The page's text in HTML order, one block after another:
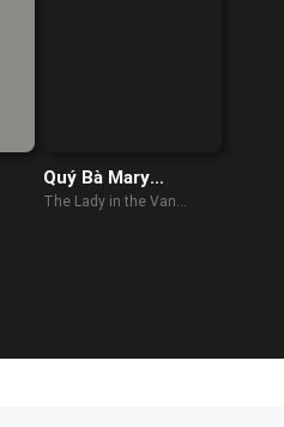
Quý Bà Mary
Shepherd
The Lady in the Van